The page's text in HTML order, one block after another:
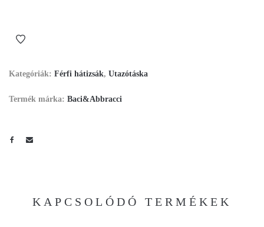
Kategóriák: Férfi hátizsák, Utazótáska
Termék márka: Baci&Abbracci
KAPCSOLÓDÓ TERMÉKEK